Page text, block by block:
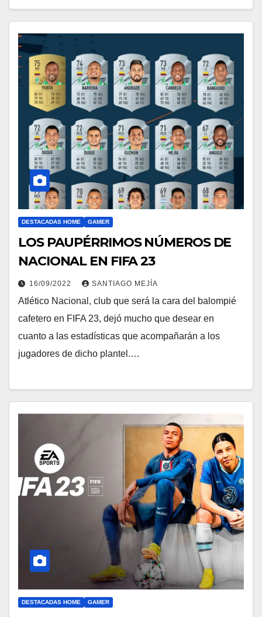
DESTACADAS HOME GAMER
LOS PAUPÉRRIMOS NÚMEROS DE
NACIONAL EN FIFA 23
16/09/2022 SANTIAGO MEJÍA
Atlético Nacional, club que será la cara del balompié
cafetero en FIFA 23, dejó mucho que desear en
cuanto a las estadísticas que acompañarán a los
jugadores de dicho plantel.…
DESTACADAS HOME GAMER